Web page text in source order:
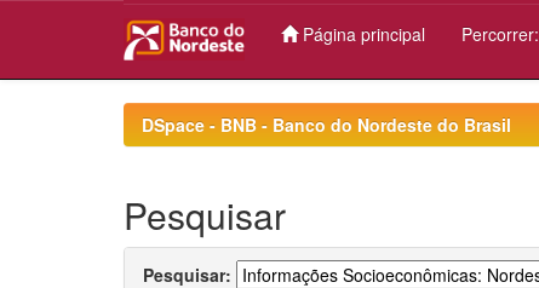
Página principal Percorrer:
DSpace - BNB - Banco do Nordeste do Brasil
Pesquisar
Pesquisar: